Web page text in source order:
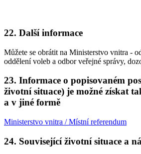
22. Další informace
Můžete se obrátit na Ministerstvo vnitra -
oddělení voleb a odbor veřejné správy,
23. Informace o popisovaném
životní situace) je možné získat
a v jiné formě
Ministerstvo vnitra / Místní referendum
24. Související životní situace a